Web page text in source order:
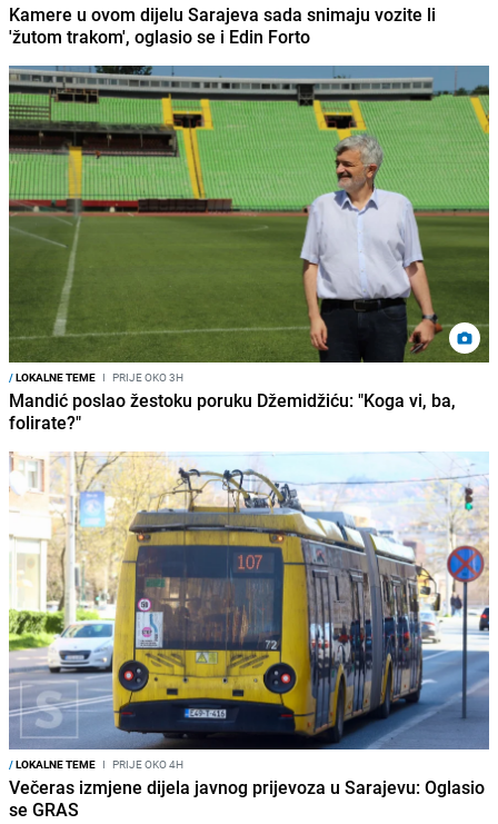
Kamere u ovom dijelu Sarajeva sada snimaju vozite li
'žutom trakom', oglasio se i Edin Forto
/LOKALNE TEME I PRIJE OKO 3H
Mandić poslao žestoku poruku Džemidžiću: "Koga vi, ba,
folirate?"
/LOKALNE TEME I PRIJE OKO 4H
Večeras izmjene dijela javnog prijevoza u Sarajevu: Oglasio
se GRAS